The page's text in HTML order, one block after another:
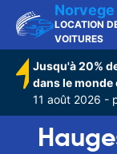
Norvege
LOCATION
VOITURES
Jusqu'à 20%
dans le monde
11 août 2026 -